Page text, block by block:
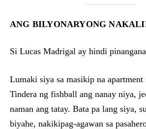
ANG BILYONARYONG
Si Lucas Madrigal ay hindi
Lumaki siya sa masikip na apartment
Tindera ng fishball ang nanay niya,
naman ang tatay. Bata pa lang siya,
biyahe, nakikipag-agawan sa